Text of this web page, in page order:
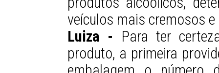
veículos mais cremosos
Luiza - Para ter
produto, a primeira